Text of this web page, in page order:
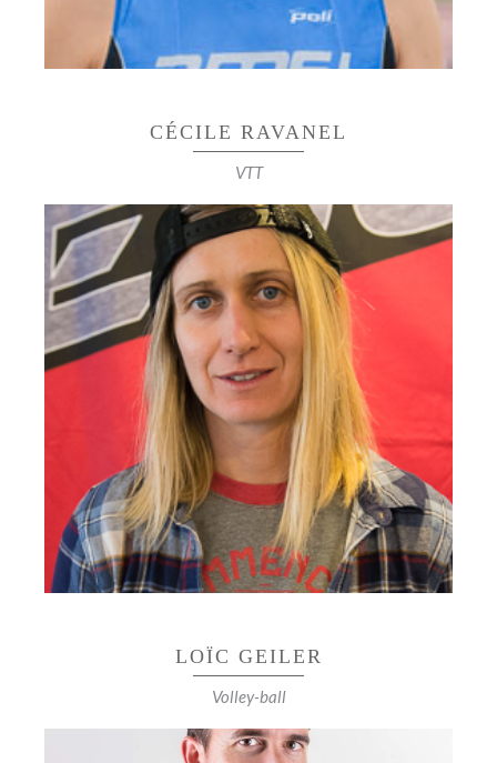
CÉCILE RAVANEL
VTT
TRIPLE CHAMPIONNE DU MONDE
ENDURO : 2016, 2017, 2018
Championne du monde junior 1998 Médaille
d’or, Europe Championne d’Europe junior 1998,
1999 Championne de France XCO (2) : 2008,
2009 Championne de France XCE (1) : 2013 Et
ce n’est pas fini !
LOÏC GEILER
Volley-ball